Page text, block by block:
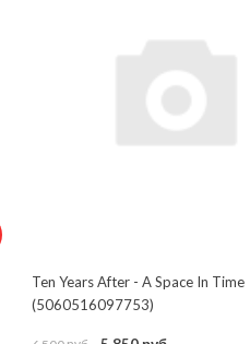
Ten Years After - A Space In Time
(5060516097753)